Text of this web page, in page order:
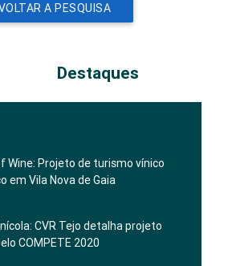
A PESQUISA
Destaques
Wine: Projeto de turismo vínico
em Vila Nova de Gaia
CVR Tejo detalha projeto
COMPETE 2020